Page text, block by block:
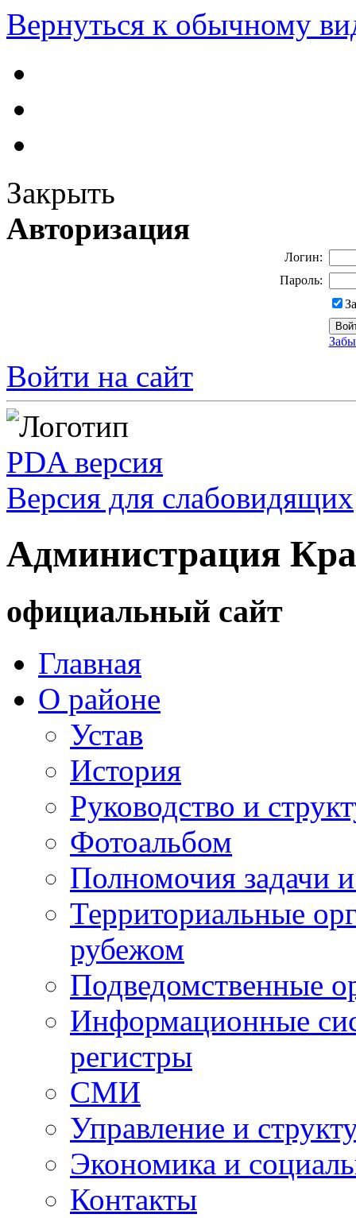
Вернуться к обычному
Закрыть
Авторизация
Логин:
Пароль:
Войти на сайт
PDA версия
Версия для слабовидящих
Администрация
официальный сайт
Главная
О районе
Устав
История
Руководство и
Фотоальбом
Полномочия задачи
Территориальные
рубежом
Подведомственные
Информационные
регистры
СМИ
Управление и
Экономика и
Контакты